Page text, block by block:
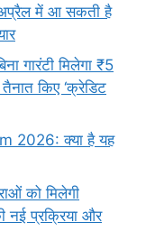
में आ सकती है
गारंटी मिलेगा ₹5
किए ‘क्रेडिट
2026: क्या है यह
को मिलेगी
प्रक्रिया और